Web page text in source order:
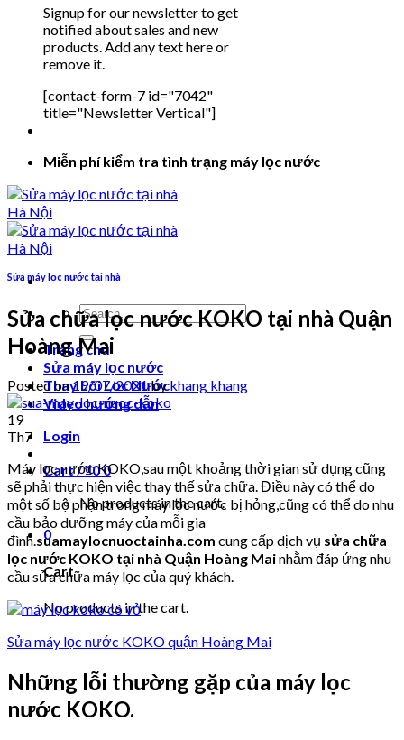
Signup for our newsletter to get
notified about sales and new
products. Add any text here or
remove it.
[contact-form-7 id="7042"
title="Newsletter Vertical"]
Miễn phí kiểm tra tình trạng máy lọc nước
Search
for:
Trang chủ
Sửa máy lọc nước
Thay Lõi Lọc Nước
Video hướng dẫn
Login
Cart /₫00
No products in the cart.
0
Cart
No products in the cart.
Sửa máy lọc nước tại nhà
Sửa chữa lọc nước KOKO tại nhà Quận
Hoàng Mai
Posted on19/07/2021bykhang khang
19
Th7
Máy lọc nước KOKO,sau một khoảng thời gian sử dụng cũng
sẽ phải thực hiện việc thay thế sửa chữa. Điều này có thể do
một số bộ phận trong máy lọc nước bị hỏng,cũng có thể do nhu
cầu bảo dưỡng máy của mỗi gia
đình.suamaylocnuoctainha.com cung cấp dịch vụ sửa chữa
lọc nước KOKO tại nhà Quận Hoàng Mainhằm đáp ứng nhu
cầu sửa chữa máy lọc của quý khách.
Sửa máy lọc nước KOKO quận Hoàng Mai
Những lỗi thường gặp của máy lọc
nước KOKO.